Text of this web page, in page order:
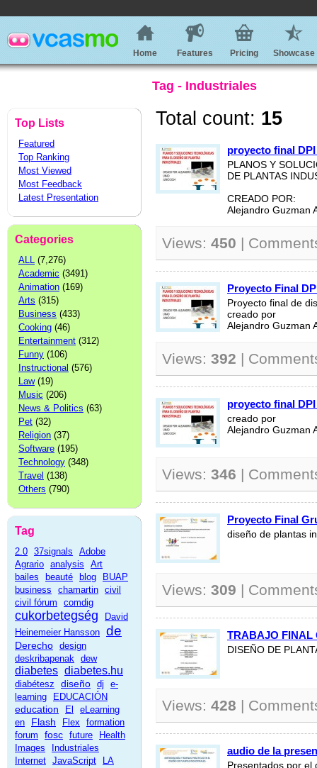
Home Features Pricing Showcase
Tag - Industriales
Top Lists
Featured
Top Ranking
Most Viewed
Most Feedback
Latest Presentation
Categories
ALL (7,276)
Academic (3491)
Animation (169)
Arts (315)
Business (433)
Cooking (46)
Entertainment (312)
Funny (106)
Instructional (576)
Law(19)
Music (206)
News & Politics (63)
Pet (32)
Religion (37)
Software (195)
Technology (348)
Travel (138)
Others (790)
Tag
2.0 37signals
Adobe
Agrario analysis
Art
bailes
beauté blog
BUAP
business
chamartin civil
civil fórum
comdig
cukorbetegség
David
Heinemeier Hansson de
Derecho design
deskribapenak dew
diabetes diabetes.hu
diabétesz diseño dj
e-
learning
EDUCACIÓN
education El
eLearning
en
Flash Flex
formation
forum
fosc future
Health
Images
Industriales
Internet JavaScript
LA
Total count: 15
proyecto final
PLANOS Y
DE PLANTAS
CREADO POR:
Alejandro Guzman
Views: 450 |
Proyecto Final
Proyecto final de
creado por
Alejandro Guzman
Views: 392 |
proyecto final
creado por
Alejandro Guzman
Views: 346 |
Proyecto Final
diseño de plantas
Views: 309 |
TRABAJO FINAL
DISEÑO DE
Views: 428 |
audio de la
Presentados por el